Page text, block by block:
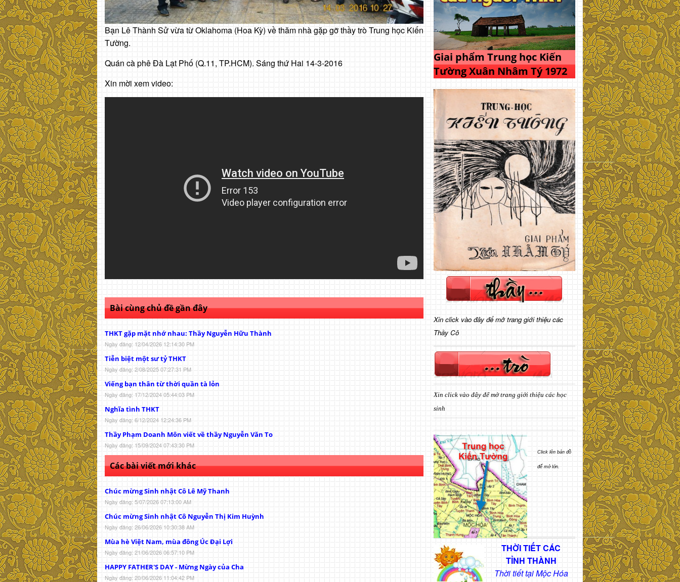
Bạn Lê Thành Sử vừa từ Oklahoma (Hoa Kỳ) về thăm nhà gặp gỡ thầy trò Trung học Kiến
Tường.
Quán cà phê Đà Lạt Phố (Q.11, TP.HCM). Sáng thứ Hai 14-3-2016
Xin mời xem video:
Bài cùng chủ đề gần đây
THKT gặp mặt nhớ nhau: Thầy Nguyễn Hữu Thành
Ngày đăng: 12/04/2026 12:14:30 PM
Tiễn biệt một sư tỷ THKT
Ngày đăng: 2/08/2025 07:27:31 PM
Viếng bạn thân từ thời quần tà lỏn
Ngày đăng: 17/12/2024 05:44:03 PM
Nghĩa tình THKT
Ngày đăng: 6/12/2024 12:24:36 PM
Thầy Phạm Doanh Môn viết về thầy Nguyễn Văn To
Ngày đăng: 15/09/2024 07:43:30 PM
Các bài viết mới khác
Chúc mừng Sinh nhật Cô Lê Mỹ Thanh
Ngày đăng: 5/07/2026 07:13:00 AM
Chúc mừng Sinh nhật Cô Nguyễn Thị Kim Huỳnh
Ngày đăng: 26/06/2026 10:30:38 AM
Mùa hè Việt Nam, mùa đông Úc Đại Lợi
Ngày đăng: 21/06/2026 06:57:10 PM
HAPPY FATHER'S DAY - Mừng Ngày của Cha
Ngày đăng: 20/06/2026 11:04:42 PM
Giai phẩm Trung học Kiến
Tường Xuân Nhâm Tý 1972
Xin click vào đây để mở trang giới thiệu các
Thầy Cô
Xin click vào đây để mở trang giới thiệu các học
sinh
Click lên bản đồ
để mở lớn.
THỜI TIẾT CÁC
TỈNH THÀNH
Thời tiết tại Mộc Hóa